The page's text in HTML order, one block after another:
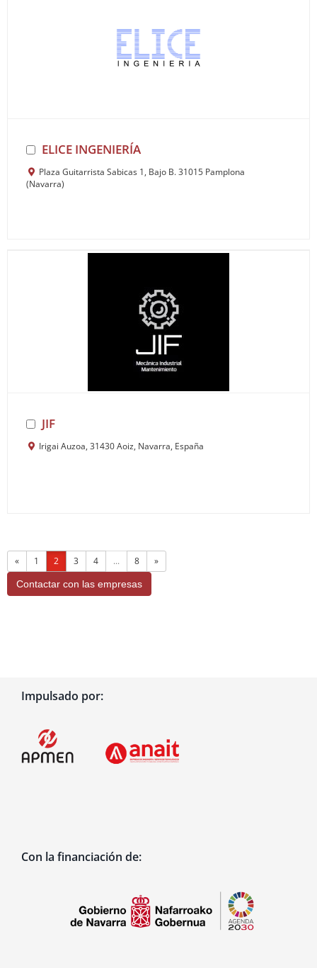
ELICE INGENIERÍA
Plaza Guitarrista Sabicas 1, Bajo B. 31015 Pamplona
(Navarra)
JIF
Irigai Auzoa, 31430 Aoiz, Navarra, España
« 1 2 3 4 ... 8 »
Contactar con las empresas
Impulsado por:
Con la financiación de: